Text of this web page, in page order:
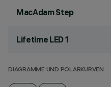
MacAdam Step
Lifetime LED 1
DIAGRAMME UND POLARKURVEN